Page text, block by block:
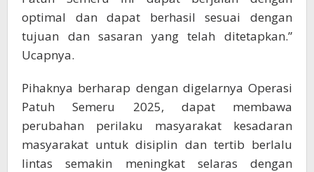
optimal dan dapat berhasil sesuai dengan
tujuan dan sasaran yang telah ditetapkan.”
Ucapnya.
Pihaknya berharap dengan digelarnya Operasi
Patuh Semeru 2025, dapat membawa
perubahan perilaku masyarakat kesadaran
masyarakat untuk disiplin dan tertib berlalu
lintas semakin meningkat selaras dengan